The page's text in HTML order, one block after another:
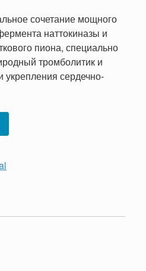
сочетание мощного
наттокиназы и
пиона, специально
тромболитик и
укрепления сердечно-